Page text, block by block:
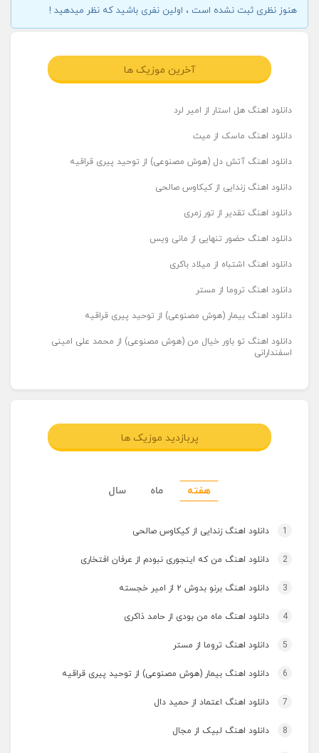
هنوز نظری ثبت نشده است ، اولین نفری باشید که نظر میدهید !
آخرین موزیک ها
دانلود اهنگ هل استار از امیر لرد
دانلود اهنگ ماسک از میث
دانلود اهنگ آتش دل (هوش مصنوعی) از توحید پیری قراقیه
دانلود اهنگ زندایی از کیکاوس صالحی
دانلود اهنگ تقدیر از تور زمری
دانلود اهنگ حضور تنهایی از مانی ویس
دانلود اهنگ اشتباه از میلاد باکری
دانلود اهنگ تروما از مستر
دانلود اهنگ بیمار (هوش مصنوعی) از توحید پیری قراقیه
دانلود اهنگ تو باور خیال من (هوش مصنوعی) از محمد علی امینی
اسفندارانی
پربازدید موزیک ها
هفته ماه سال
1 دانلود اهنگ زندایی از کیکاوس صالحی
2 دانلود اهنگ من که اینجوری نبودم از عرفان افتخاری
3 دانلود اهنگ برنو بدوش ۲ از امیر خجسته
4 دانلود اهنگ ماه من بودی از حامد ذاکری
5 دانلود اهنگ تروما از مستر
6 دانلود اهنگ بیمار (هوش مصنوعی) از توحید پیری قراقیه
7 دانلود اهنگ اعتماد از حمید دال
8 دانلود اهنگ لبیک از مجال